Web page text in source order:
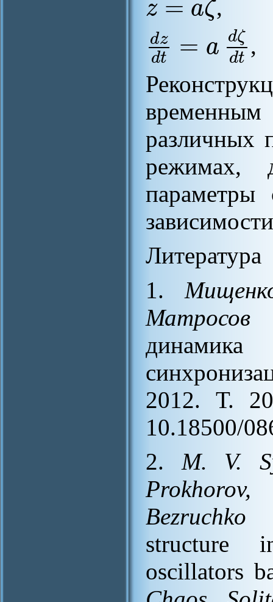
z aζ,
dz
dt = a dζ
dt ,
различных
режимах,
Литература
1.
2012. Т.
10.18500/
2. M. V.
Bezruchko
structure
oscillators